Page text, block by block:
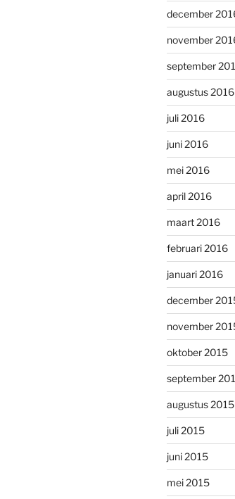
december
november
september
augustus 2016
juli 2016
juni 2016
mei 2016
april 2016
maart 2016
februari 2016
januari 2016
december
november
oktober 2015
september
augustus 2015
juli 2015
juni 2015
mei 2015